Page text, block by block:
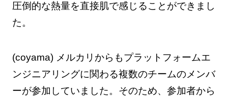
圧倒的な熱量を直接肌で感じることができまし
た。
(coyama) メルカリからもプラットフォームエ
ンジニアリングに関わる複数のチームのメンバ
ーが参加していました。そのため、参加者から